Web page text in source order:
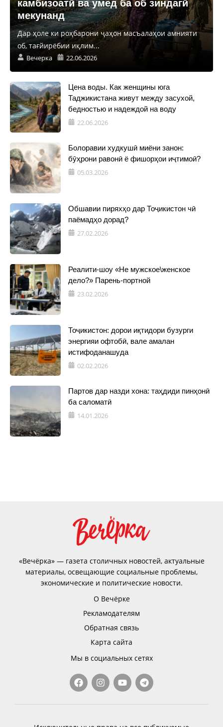
камбизоатӣ ва умед ба об зиндагӣ
мекунанд
Дар ҳоле ки роҳбарони ҷаҳон масъалаҳои амнияти
об, тағйирёбии иқлим...
Вечерка 22.06.2026
Цена воды. Как женщины юга
Таджикистана живут между засухой,
бедностью и надеждой на воду
22.06.2026
Болоравии худкушӣ миёни занон:
бӯҳрони равонӣ ё фишорҳои иҷтимоӣ?
05.03.2026
Обшавии пиряхҳо дар Тоҷикистон чӣ
паёмадҳо дорад?
27.02.2026
Реалити-шоу «Не мужское\женское
дело?» Парень-портной
23.02.2026
Тоҷикистон: дорои иқтидори бузурги
энергияи офтобӣ, вале амалан
истифоданашуда
02.02.2026
Партов дар назди хона: таҳдиди пинҳонӣ
ба саломатӣ
14.01.2026
«Вечёрка» — газета столичных новостей, актуальные
материалы, освещающие социальные проблемы,
экономические и политические новости.
О Вечёрке
Рекламодателям
Обратная связь
Карта сайта
Мы в социальных сетях